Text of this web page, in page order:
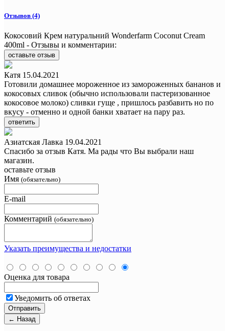
Отзывов (4)
Кокосовий Крем натуральний Wonderfarm Coconut Cream
400ml - Отзывы и комментарии:
оставьте отзыв
Катя 15.04.2021
Готовили домашнее мороженное из замороженных бананов и
кокосовых сливок (обычно использовали пастеризованное
кокосовое молоко) сливки гуще , пришлось разбавить но по
вкусу - отменно и одной банки хватает на пару раз.
ответить
Азиатская Лавка 19.04.2021
Спасибо за отзыв Катя. Ма рады что Вы выбрали наш
магазин.
оставьте отзыв
Имя (обязательно)
E-mail
Комментарий (обязательно)
Указать преимущества и недостатки
Оценка для товара
Уведомить об ответах